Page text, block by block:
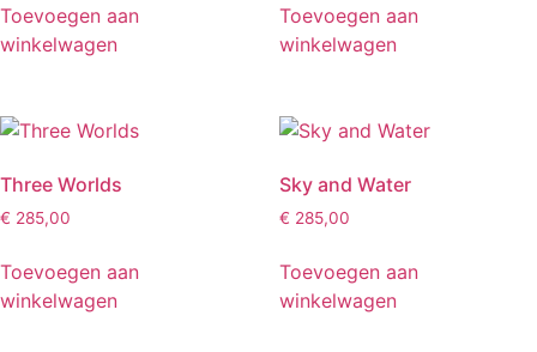
Toevoegen aan
winkelwagen
Toevoegen aan
winkelwagen
Three Worlds
€ 285,00
Toevoegen aan
winkelwagen
Sky and Water
€ 285,00
Toevoegen aan
winkelwagen